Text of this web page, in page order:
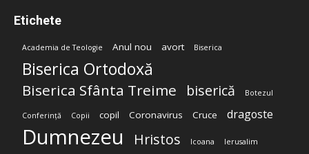
Etichete
Academia de Teologie Anul nou avort Biserica
Biserica Ortodoxă
Biserica Sfânta Treime biserică Botezul
Conferință Copii copil Coronavirus Cruce dragoste
Dumnezeu Hristos Icoana Ierusalim